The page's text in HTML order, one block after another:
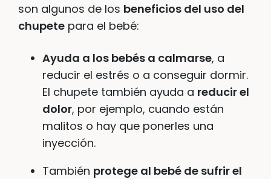
son algunos de los beneficios del uso del
chupete para el bebé:
Ayuda a los bebés a calmarse, a
reducir el estrés o a conseguir dormir.
El chupete también ayuda a reducir el
dolor, por ejemplo, cuando están
malitos o hay que ponerles una
inyección.
También protege al bebé de sufrir el